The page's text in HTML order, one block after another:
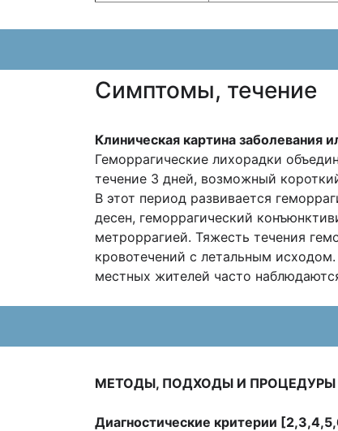
Cимптомы, течение
Клиническая картина заболевания
Геморрагические лихорадки
течение 3 дней, возможный
В этот период развивается
десен, геморрагический
метроррагией. Тяжесть течения
кровотечений с летальным
местных жителей часто
МЕТОДЫ, ПОДХОДЫ И
Диагностические критерии